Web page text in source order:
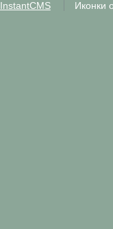
InstantCMS Иконки